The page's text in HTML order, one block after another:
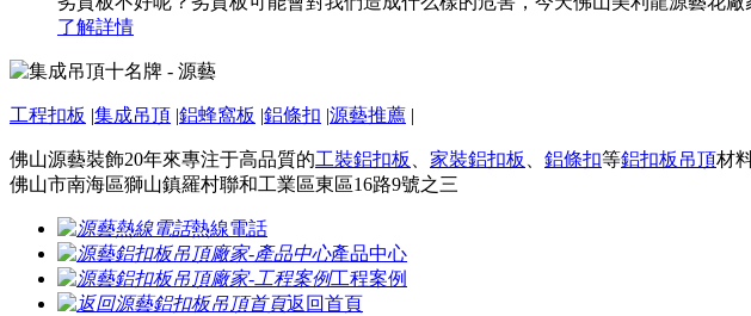
了解詳情
工程扣板 |集成吊頂 |鋁蜂窩板 |鋁條扣 |源藝推薦 |
佛山源藝裝飾20年來專注于高品質的工裝鋁扣板 家裝鋁扣板 鋁條扣等鋁扣板吊頂材
佛山市南海區獅山鎮羅村聯和工業區東區16路9號之三
熱線電話
產品中心
工程案例
返回首頁